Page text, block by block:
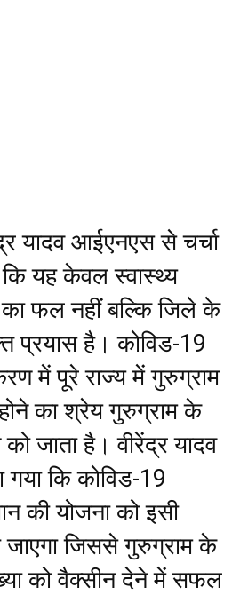
यादव आईएनएस से चर्चा
यह केवल स्वास्थ्य
का फल नहीं बल्कि जिले के
प्रयास है। कोविड-19
में पूरे राज्य में गुरुग्राम
का श्रेय गुरुग्राम के
जाता है। वीरेंद्र यादव
गया कि कोविड-19
की योजना को इसी
जाएगा जिससे गुरुग्राम के
को वैक्सीन देने में सफल